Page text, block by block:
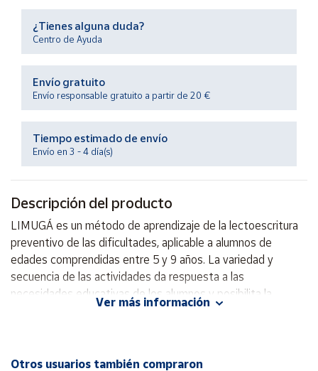
Productos
Solidarios
Ayuda
Centro
Contacto
Vendedores
Mapa de
vendedores
Hazte
vendedor
Área
¿Tienes alguna duda?
Centro de Ayuda
Envío gratuito
Envío responsable gratuito a partir de 20 €
Tiempo estimado de envío
Envío en 3 - 4 día(s)
Descripción del producto
LIMUGÁ es un método de aprendizaje de la lectoescritura
preventivo de las dificultades, aplicable a alumnos de
edades comprendidas entre 5 y 9 años. La variedad y
secuencia de las actividades da respuesta a las
necesidades educativas de los alumnos y posibilita la
realización de sesiones multinivel, sumamente adecuadas
Ver más información
Otros usuarios también compraron